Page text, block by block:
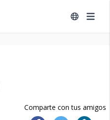
Comparte con tus amigos